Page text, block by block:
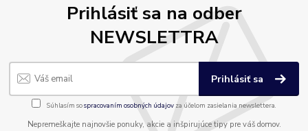
Prihlásiť sa na odber
NEWSLETTRA
Prihlásiť sa
Súhlasím sospracovaním osobných údajov za účelom zasielania newslettera.
Nepremeškajte najnovšie ponuky, akcie a inšpirujúce tipy pre váš domov.